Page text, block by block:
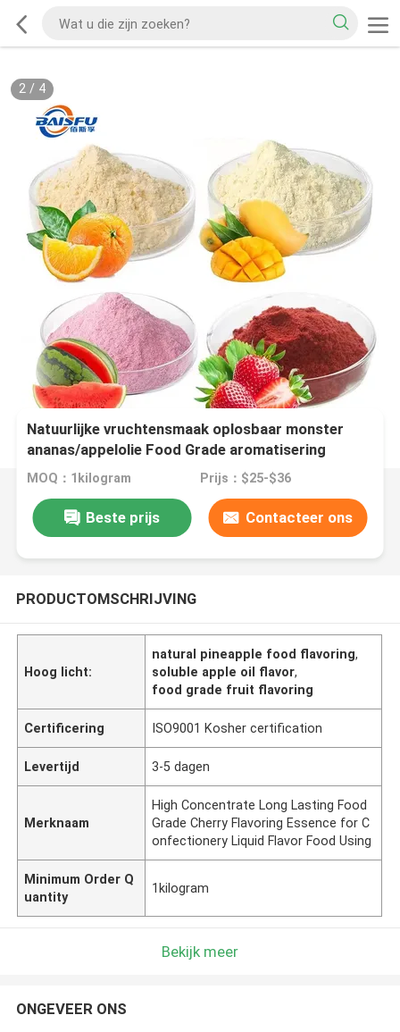
2/ 4
Natuurlijke vruchtensmaak oplosbaar monster
ananas/appelolie Food Grade aromatisering
MOQ：1kilogram Prijs：$25-$36
Beste prijs Contacteer ons
PRODUCTOMSCHRIJVING
Hoog licht:
natural pineapple food flavoring,
soluble apple oil flavor,
food grade fruit flavoring
Certificering ISO9001 Kosher certification
Levertijd 3-5 dagen
Merknaam
High Concentrate Long Lasting Food
Grade Cherry Flavoring Essence for C
onfectionery Liquid Flavor Food Using
Minimum Order Q
uantity
1kilogram
Bekijk meer
ONGEVEER ONS